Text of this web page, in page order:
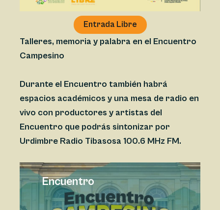
Entrada Libre
Talleres, memoria y palabra en el Encuentro
Campesino
Durante el Encuentro también habrá
espacios académicos y una mesa de radio en
vivo con productores y artistas del
Encuentro que podrás sintonizar por
Urdimbre Radio Tibasosa 100.6 MHz FM.
Encuentro